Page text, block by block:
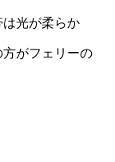
光が柔らか
がフェリーの